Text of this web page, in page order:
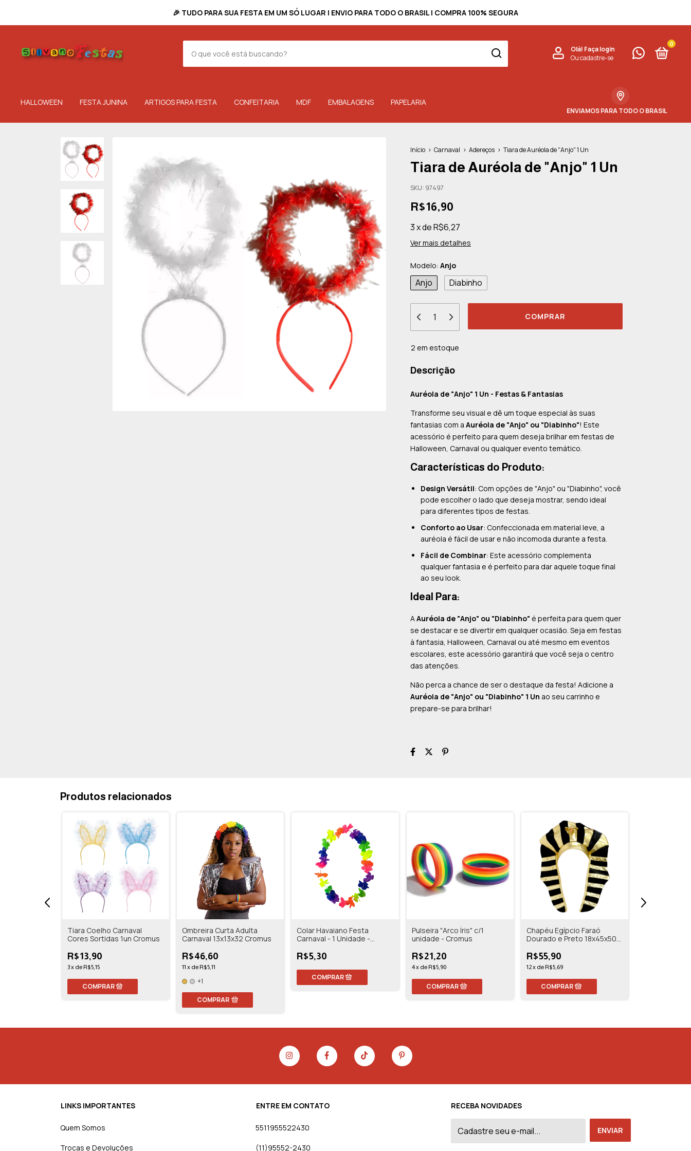
🎉 TUDO PARA SUA FESTA EM UM SÓ LUGAR | ENVIO PARA TODO O BRASIL | COMPRA 100% SEGURA
Olá! Faça login
Ou cadastre-se
0
HALLOWEEN FESTA JUNINA ARTIGOS PARA FESTA CONFEITARIA MDF EMBALAGENS PAPELARIA
ENVIAMOS PARA TODO O BRASIL
Início > Carnaval > Adereços > Tiara de Auréola de "Anjo" 1 Un
Tiara de Auréola de "Anjo" 1 Un
SKU: 97497
R$16,90
3xdeR$6,27
Ver mais detalhes
Modelo: Anjo
Anjo Diabinho
2 em estoque
Descrição
Auréola de "Anjo" 1 Un - Festas & Fantasias
Transforme seu visual e dê um toque especial às suas
fantasias com a Auréola de "Anjo" ou "Diabinho"! Este
acessório é perfeito para quem deseja brilhar em festas de
Halloween, Carnaval ou qualquer evento temático.
Características do Produto:
Design Versátil: Com opções de "Anjo" ou "Diabinho", você
pode escolher o lado que deseja mostrar, sendo ideal
para diferentes tipos de festas.
Conforto ao Usar: Confeccionada em material leve, a
auréola é fácil de usar e não incomoda durante a festa.
Fácil de Combinar: Este acessório complementa
qualquer fantasia e é perfeito para dar aquele toque final
ao seu look.
Ideal Para:
A Auréola de "Anjo" ou "Diabinho" é perfeita para quem quer
se destacar e se divertir em qualquer ocasião. Seja em festas
à fantasia, Halloween, Carnaval ou até mesmo em eventos
escolares, este acessório garantirá que você seja o centro
das atenções.
Não perca a chance de ser o destaque da festa! Adicione a
Auréola de "Anjo" ou "Diabinho" 1 Un ao seu carrinho e
prepare-se para brilhar!
Produtos relacionados
Tiara Coelho Carnaval
Cores Sortidas 1un Cromus
R$13,90
3x de R$5,15
Ombreira Curta Adulta
Carnaval 13x13x32 Cromus
R$46,60
11 x de R$5,11
+1
COMPRAR
Colar Havaiano Festa
Carnaval - 1 Unidade -
R$5,30
Pulseira "Arco Íris" c/1
unidade - Cromus
R$21,20
4x de R$5,90
Chapéu Egípcio Faraó
Dourado e Preto 18x45x50
R$55,90
12x de R$5,69
LINKS IMPORTANTES
Quem Somos
Trocas e Devoluções
ENTRE EM CONTATO
5511955522430
(11)95552-2430
RECEBA NOVIDADES